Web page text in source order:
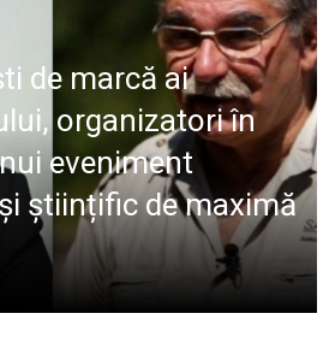
de marcă ai
organizatori în
eveniment
științific de maximă